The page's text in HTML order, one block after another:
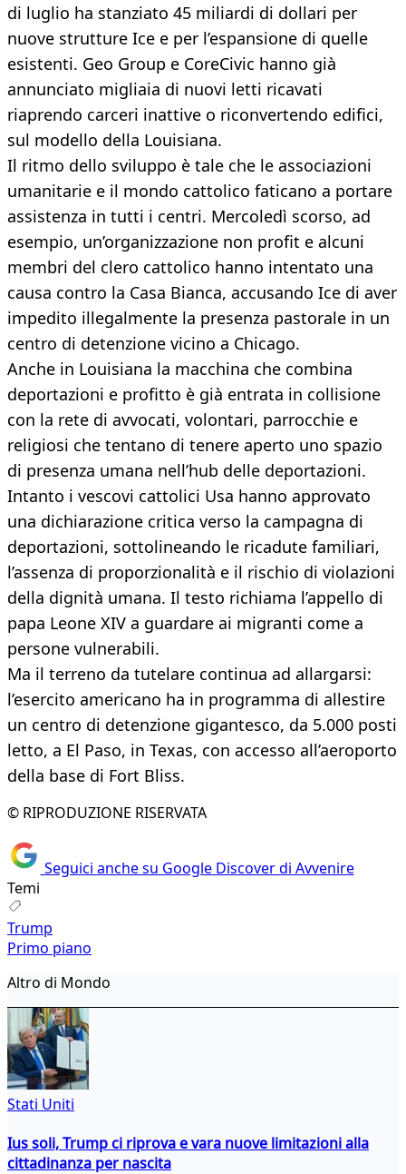
di luglio ha stanziato 45 miliardi di dollari per
nuove strutture Ice e per l’espansione di quelle
esistenti. Geo Group e CoreCivic hanno già
annunciato migliaia di nuovi letti ricavati
riaprendo carceri inattive o riconvertendo edifici,
sul modello della Louisiana.
Il ritmo dello sviluppo è tale che le associazioni
umanitarie e il mondo cattolico faticano a portare
assistenza in tutti i centri. Mercoledì scorso, ad
esempio, un’organizzazione non profit e alcuni
membri del clero cattolico hanno intentato una
causa contro la Casa Bianca, accusando Ice di aver
impedito illegalmente la presenza pastorale in un
centro di detenzione vicino a Chicago.
Anche in Louisiana la macchina che combina
deportazioni e profitto è già entrata in collisione
con la rete di avvocati, volontari, parrocchie e
religiosi che tentano di tenere aperto uno spazio
di presenza umana nell’hub delle deportazioni.
Intanto i vescovi cattolici Usa hanno approvato
una dichiarazione critica verso la campagna di
deportazioni, sottolineando le ricadute familiari,
l’assenza di proporzionalità e il rischio di violazioni
della dignità umana. Il testo richiama l’appello di
papa Leone XIV a guardare ai migranti come a
persone vulnerabili.
Ma il terreno da tutelare continua ad allargarsi:
l’esercito americano ha in programma di allestire
un centro di detenzione gigantesco, da 5.000 posti
letto, a El Paso, in Texas, con accesso all’aeroporto
della base di Fort Bliss.
© RIPRODUZIONE RISERVATA
Seguici anche su Google Discover di Avvenire
Temi
Trump
Primo piano
Altro di Mondo
Stati Uniti
Ius soli, Trump ci riprova e vara nuove limitazioni alla
cittadinanza per nascita